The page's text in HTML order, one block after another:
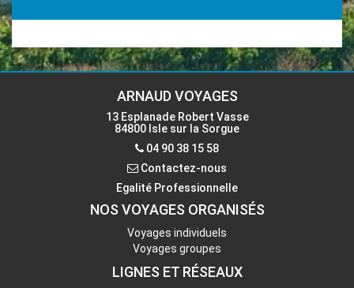
accueil-isle@voyages-arnaud.fr
Contactez-nous
ARNAUD VOYAGES
13 Esplanade Robert Vasse
84800 Isle sur la Sorgue
04 90 38 15 58
Contactez-nous
Egalité Professionnelle
NOS VOYAGES ORGANISÉS
Voyages individuels
Voyages groupes
LIGNES ET RÉSEAUX